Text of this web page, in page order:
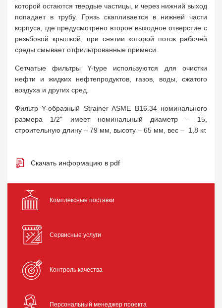
которой остаются твердые частицы, и через нижний выход
попадает в трубу. Грязь скапливается в нижней части
корпуса, где предусмотрено второе выходное отверстие с
резьбовой крышкой, при снятии которой поток рабочей
среды смывает отфильтрованные примеси.
Сетчатые фильтры Y-type используются для очистки
нефти и жидких нефтепродуктов, газов, воды, сжатого
воздуха и других сред.
Фильтр Y-образный Strainer ASME B16.34 номинального
размера 1/2" имеет номинальный диаметр – 15,
строительную длину – 79 мм, высоту – 65 мм, вес – 1,8 кг.
Скачать информацию в pdf
Комплексные поставки
Сервисные услуги
Контроль качества
Персональный менеджер проекта